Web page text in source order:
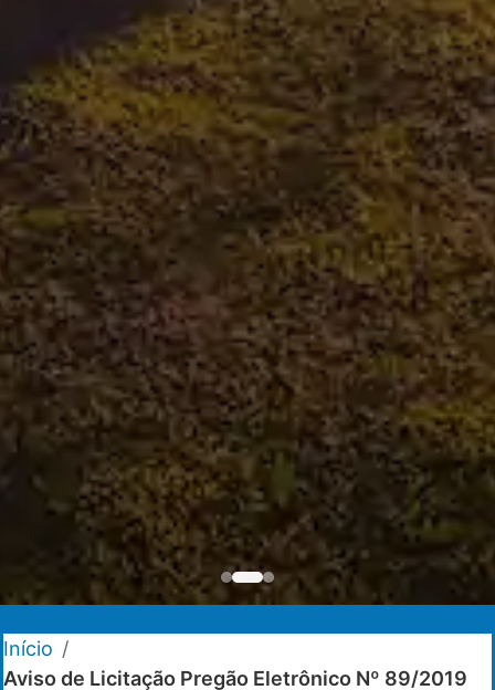
Início /
Aviso de Licitação Pregão Eletrônico Nº 89/2019